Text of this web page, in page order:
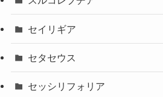
セイリギア
セタセウス
セッシリフォリア